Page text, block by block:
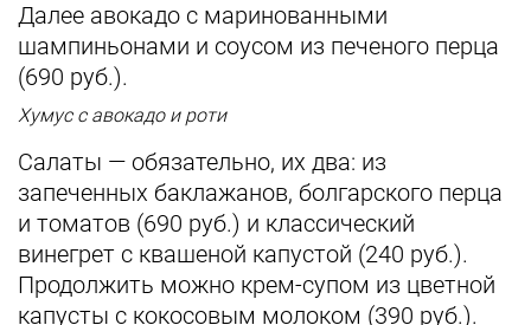
Далее авокадо с маринованными
шампиньонами и соусом из печеного перца
(690 руб.).
Хумус с авокадо и роти
Салаты — обязательно, их два: из
запеченных баклажанов, болгарского перца
и томатов (690 руб.) и классический
винегрет с квашеной капустой (240 руб.).
Продолжить можно крем-супом из цветной
капусты с кокосовым молоком (390 руб.).